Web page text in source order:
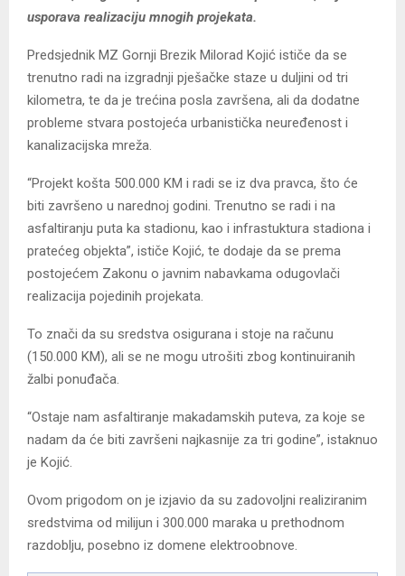
usporava realizaciju mnogih projekata.
Predsjednik MZ Gornji Brezik Milorad Kojić ističe da se
trenutno radi na izgradnji pješačke staze u duljini od tri
kilometra, te da je trećina posla završena, ali da dodatne
probleme stvara postojeća urbanistička neuređenost i
kanalizacijska mreža.
“Projekt košta 500.000 KM i radi se iz dva pravca, što će
biti završeno u narednoj godini. Trenutno se radi i na
asfaltiranju puta ka stadionu, kao i infrastuktura stadiona i
pratećeg objekta”, ističe Kojić, te dodaje da se prema
postojećem Zakonu o javnim nabavkama odugovlači
realizacija pojedinih projekata.
To znači da su sredstva osigurana i stoje na računu
(150.000 KM), ali se ne mogu utrošiti zbog kontinuiranih
žalbi ponuđača.
“Ostaje nam asfaltiranje makadamskih puteva, za koje se
nadam da će biti završeni najkasnije za tri godine”, istaknuo
je Kojić.
Ovom prigodom on je izjavio da su zadovoljni realiziranim
sredstvima od milijun i 300.000 maraka u prethodnom
razdoblju, posebno iz domene elektroobnove.